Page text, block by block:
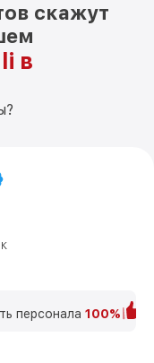
скажут
в
персонала 100%